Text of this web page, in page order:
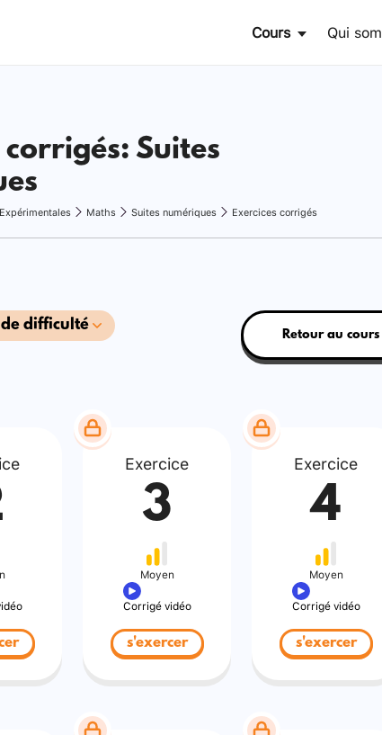
Cours Qui
corrigés: Suites
Maths Suites numériques Exercices corrigés
difficulté
Retour au cours
Exercice
3
Moyen
Corrigé vidéo
s'exercer
Exercice
4
Moyen
Corrigé vidéo
s'exercer